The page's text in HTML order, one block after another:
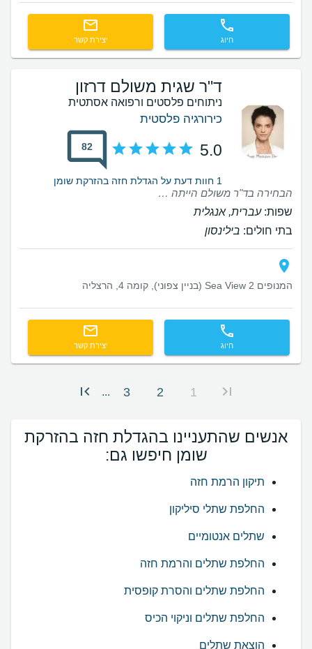
חיוג יצירת קשר
ד"ר שגית משולם דרזון
ניתוחים פלסטים ורפואה אסתטית
כירורגיה פלסטית
5.0
82
1 חוות דעת על הגדלת חזה בהזרקת שומן
הבחירה בד"ר משולם הייתה אחת ההחלטות הטובות שקיבלתי, מאוד נעימה, מאוד מחבקת וחמה ומדברת בגובה עיניים. אפשר וכדאי לשאול הכל. עצם היותה אישה גרם לי להרגיש הרבה יותר בנוח, הבינה את חשיבות הדברים על המקרה שלי עוד לפני שאני הבנתי, מה שמאוד עזר לי לקבל החלטה מהאפשרויות השונות שפרסה בפני. גרמה לי להרגיש מאוד בנוח וביטחון להיות בידיים שלה. גם ביום הניתוח עצמו, ידעה להתאים את הניתוח והתוצאה ככה שתהיה הכי נכונה עבורי. ההרגשה הטובה מתחילה עוד מהרגע הראשון שנכנסים לקליניקה ופוגשים בסיגלית המדהימה. איזו קבלת פנים חמה, פשוט נעים להגיע. כל מטופלת מיוחדת ומקבלת את היחס המגיע לה. תמיד יש מוכנות לתת מענה ולעזור, בכל דבר ונושא. ממליצה בחום
שפות:עברית, אנגלית
בתי חולים: בילינסון
המנופים 2 Sea View (בניין צפוני), קומה 4, הרצליה
חיוג יצירת קשר
1
2
3
...
אנשים שהתעניינו בהגדלת חזה בהזרקת
שומן חיפשו גם:
תיקון הרמת חזה
החלפת שתלי סיליקון
שתלים אנטומיים
החלפת שתלים והרמת חזה
החלפת שתלים והסרת קופסית
החלפת שתלים וניקוי הכיס
הוצאת שתלים